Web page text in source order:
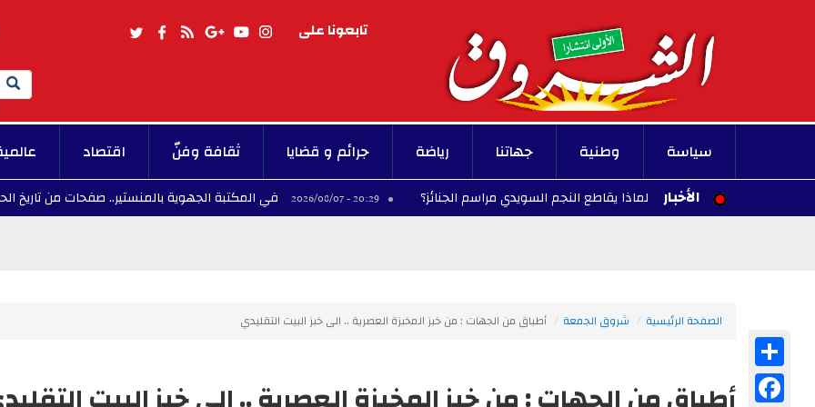
تابعونا على
Search
سياسة وطنية جهاتنا رياضة جرائم و قضايا ثقافة وفنّ اقتصاد
الأخبار
إبراهيموفيتش.. لماذا يقاطع النجم السويدي مراسم الجنائز؟ 20:29 - 2026/08/07 في المكتبة الجهوية بالمنستير.. صفحات من تاريخ الحركة
الصفحة الرئيسية شروق الجمعة أطباق من الجهات : من خبز المخبزة العصرية .. الى خبز البيت التقليدي
Facebook